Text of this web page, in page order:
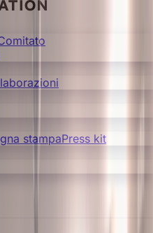
stampaPress kit